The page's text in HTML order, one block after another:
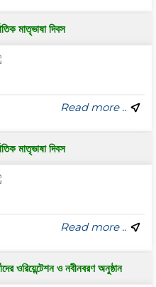
মাতৃভাষা দিবস
Read more ..
মাতৃভাষা দিবস
Read more ..
ওরিয়েন্টেশন ও নবীনবরণ অনুষ্ঠান